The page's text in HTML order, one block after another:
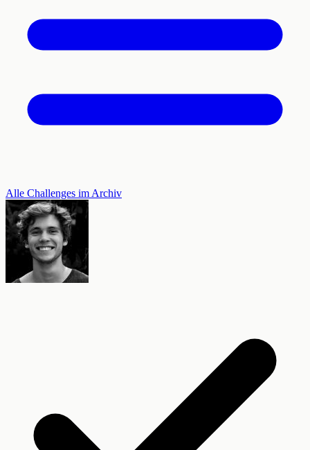
Alle Challenges im Archiv